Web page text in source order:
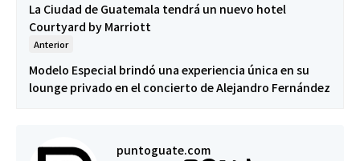
La Ciudad de Guatemala tendrá un nuevo hotel
Courtyard by Marriott
Anterior
Modelo Especial brindó una experiencia única en su
lounge privado en el concierto de Alejandro Fernández
puntoguate.com